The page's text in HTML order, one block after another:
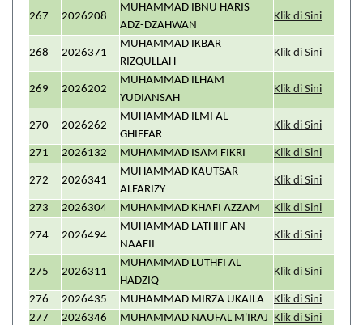
267 2026208
MUHAMMAD IBNU HARIS
ADZ-DZAHWAN
Klik di Sini
268 2026371
MUHAMMAD IKBAR
RIZQULLAH
Klik di Sini
269 2026202
MUHAMMAD ILHAM
YUDIANSAH
Klik di Sini
270 2026262
MUHAMMAD ILMI AL-
GHIFFAR
Klik di Sini
271 2026132 MUHAMMAD ISAM FIKRI Klik di Sini
272 2026341
MUHAMMAD KAUTSAR
ALFARIZY
Klik di Sini
273 2026304 MUHAMMAD KHAFI AZZAM Klik di Sini
274 2026494
MUHAMMAD LATHIIF AN-
NAAFII
Klik di Sini
275 2026311
MUHAMMAD LUTHFI AL
HADZIQ
Klik di Sini
276 2026435 MUHAMMAD MIRZA UKAILA
Klik di Sini
277
2026346 MUHAMMAD NAUFAL M'IRAJ Klik di Sini